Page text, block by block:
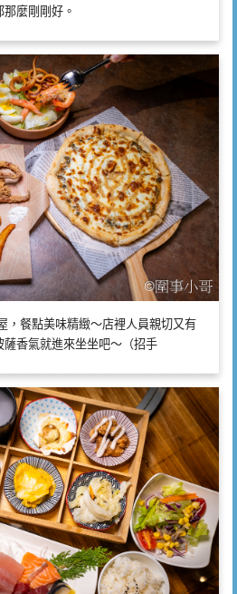
麼剛剛好。
，餐點美味精緻～店裡人員親切又有
香氣就進來坐坐吧～（招手